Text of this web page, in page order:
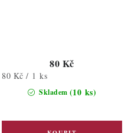
Skladem (10 ks)
80 Kč
Měrná
80 Kč / 1 ks